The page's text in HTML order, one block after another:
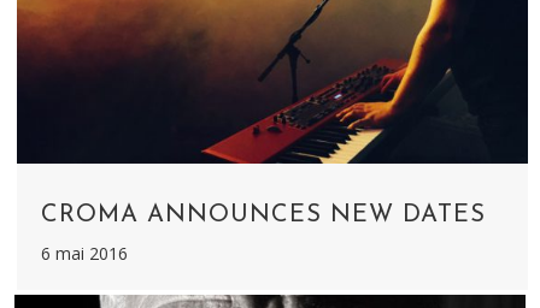
CROMA ANNOUNCES NEW DATES
6 mai 2016